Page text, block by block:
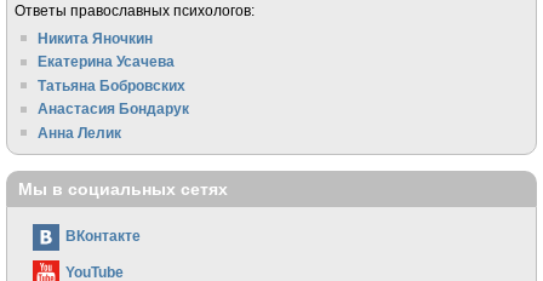
Ответы православных психологов:
Никита Яночкин
Екатерина Усачева
Татьяна Бобровских
Анастасия Бондарук
Анна Лелик
Мы в социальных сетях
ВКонтакте
YouTube